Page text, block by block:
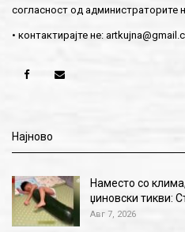
согласност од администраторите
• контактирајте не:
Најново
Наместо со
џиновски тикви:
Авг 7, 2026